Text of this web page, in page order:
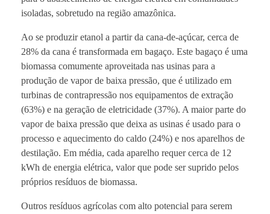
isoladas, sobretudo na região amazônica.
Ao se produzir etanol a partir da cana-de-açúcar, cerca de
28% da cana é transformada em bagaço. Este bagaço é uma
biomassa comumente aproveitada nas usinas para a
produção de vapor de baixa pressão, que é utilizado em
turbinas de contrapressão nos equipamentos de extração
(63%) e na geração de eletricidade (37%). A maior parte do
vapor de baixa pressão que deixa as usinas é usado para o
processo e aquecimento do caldo (24%) e nos aparelhos de
destilação. Em média, cada aparelho requer cerca de 12
kWh de energia elétrica, valor que pode ser suprido pelos
próprios resíduos de biomassa.
Outros resíduos agrícolas com alto potencial para serem